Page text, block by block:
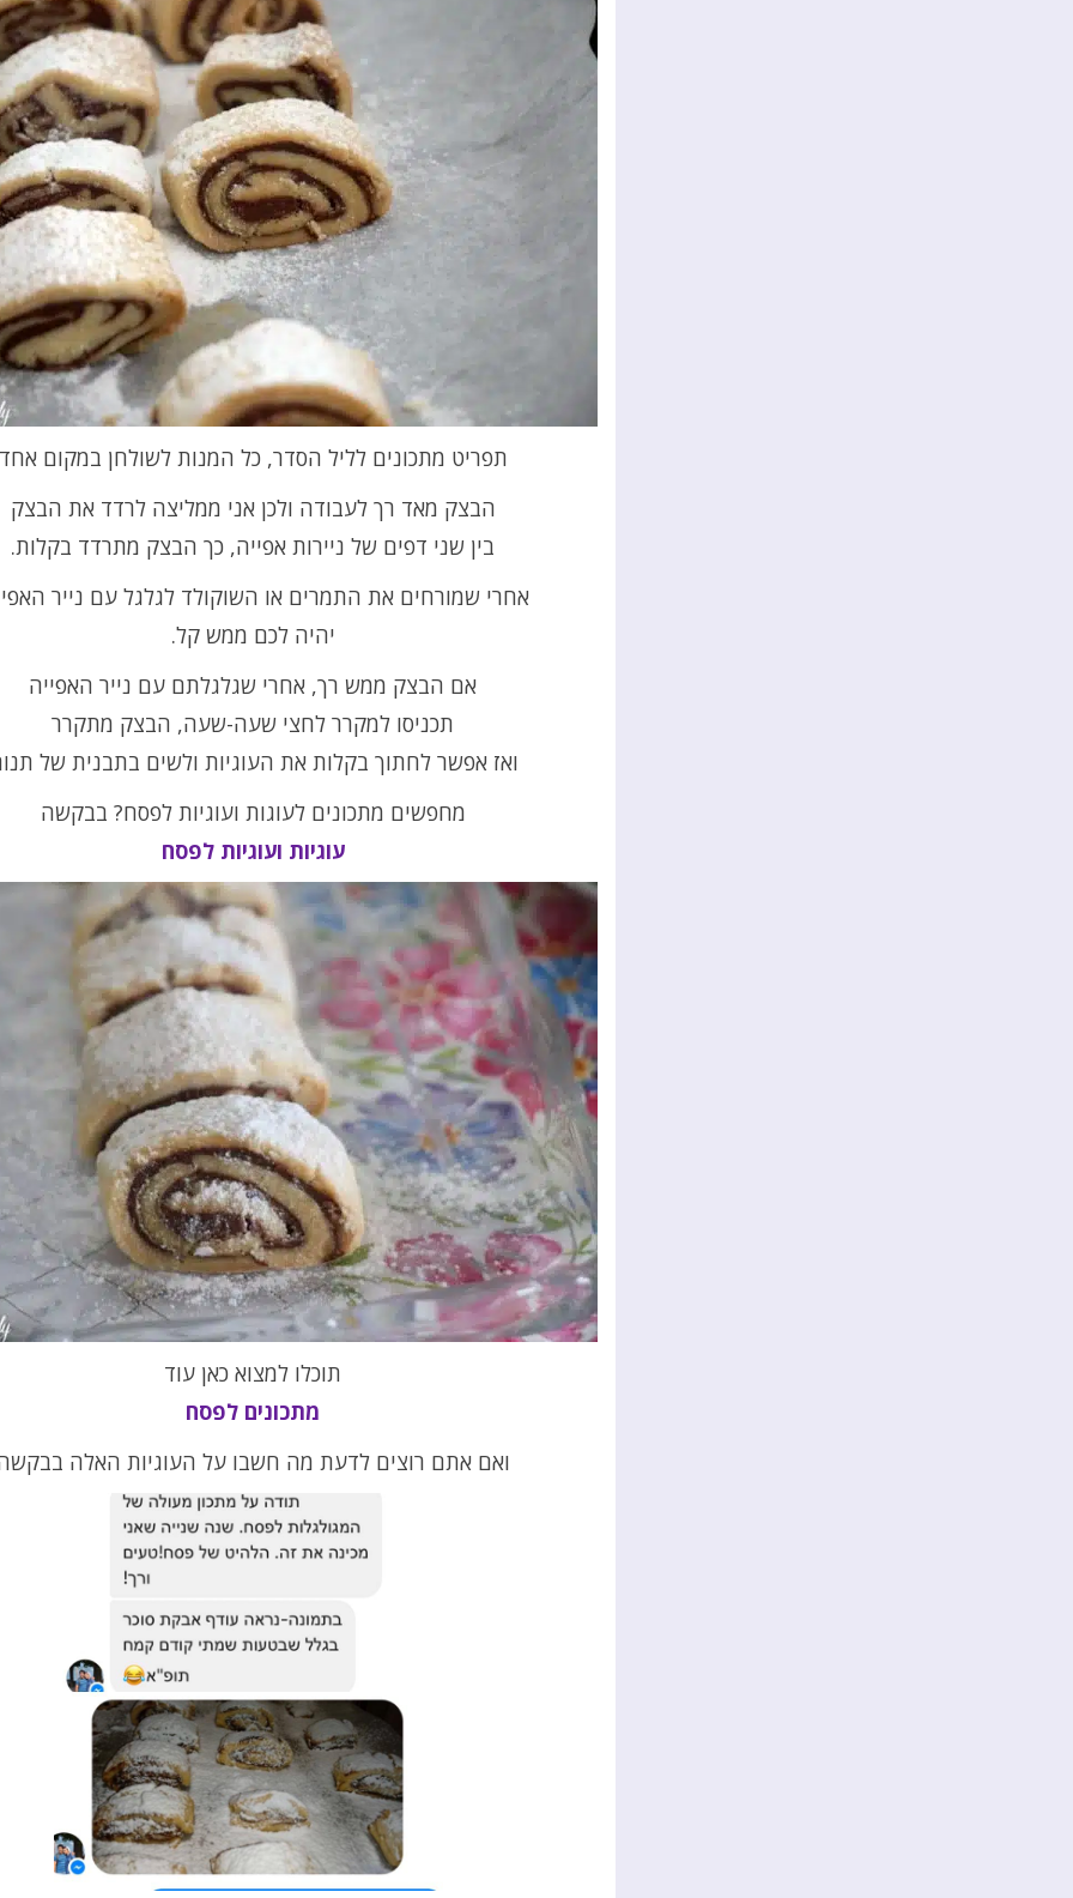
תפריט מתכונים לליל הסדר, כל המנות לשולחן במקום
הבצק מאד רך לעבודה ולכן אני ממליצה לרדד את הבצק
בין שני דפים של ניירות אפייה, כך הבצק מתרדד בקלות.
אחרי שמורחים את התמרים או השוקולד לגלגל עם נייר
יהיה לכם ממש קל.
אם הבצק ממש רך, אחרי שגלגלתם עם נייר האפייה
תכניסו למקרר לחצי שעה-שעה, הבצק מתקרר
ואז אפשר לחתוך בקלות את העוגיות ולשים בתבנית של
מחפשים מתכונים לעוגות ועוגיות לפסח? בבקשה
עוגיות ועוגיות לפסח
תוכלו למצוא כאן עוד
מתכונים לפסח
ואם אתם רוצים לדעת מה חשבו על העוגיות האלה